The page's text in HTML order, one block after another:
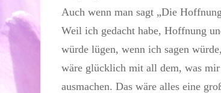
Auch wenn man sagt „Die
Weil ich gedacht habe, Hoffnung
würde lügen, wenn ich sagen
wäre glücklich mit all dem, was
ausmachen. Das wäre alles eine